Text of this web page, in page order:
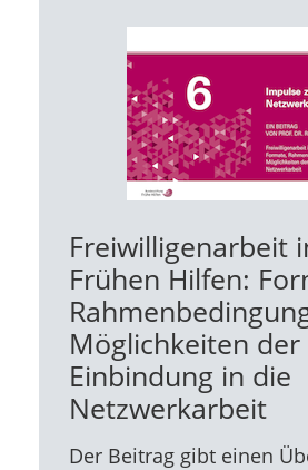
Freiwilligenarbeit
Frühen Hilfen:
Möglichkeiten der
Einbindung in die
Netzwerkarbeit
Der Beitrag gibt einen